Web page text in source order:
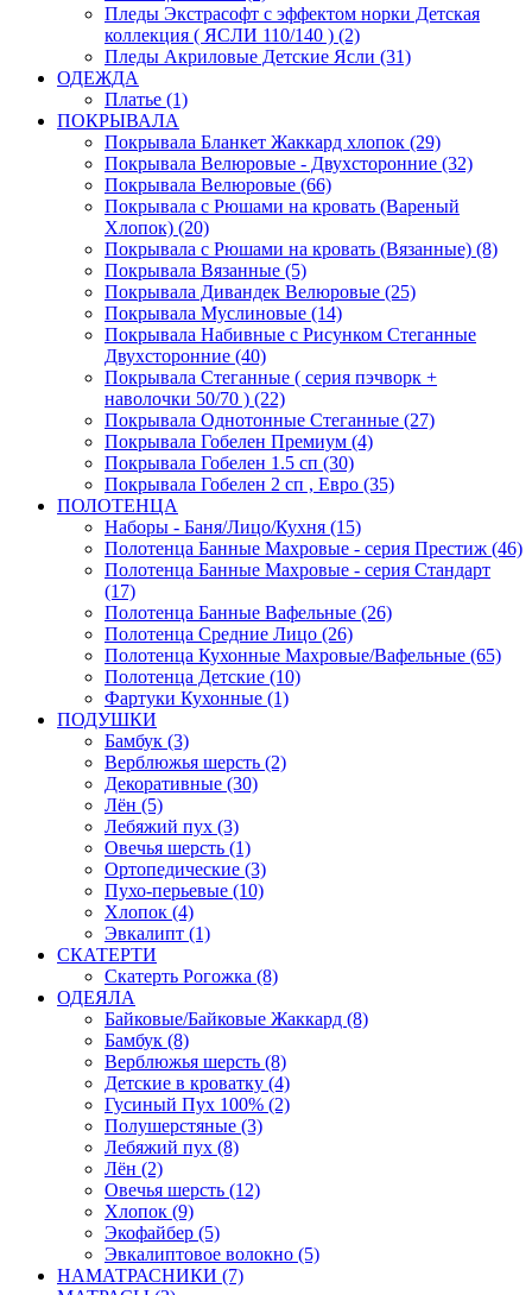
Пледы Экстрасофт с эффектом норки Детская
коллекция ( ЯСЛИ 110/140 ) (2)
Пледы Акриловые Детские Ясли (31)
ОДЕЖДА
Платье (1)
ПОКРЫВАЛА
Покрывала Бланкет Жаккард хлопок (29)
Покрывала Велюровые - Двухсторонние (32)
Покрывала Велюровые (66)
Покрывала с Рюшами на кровать (Вареный
Хлопок) (20)
Покрывала с Рюшами на кровать (Вязанные) (8)
Покрывала Вязанные (5)
Покрывала Дивандек Велюровые (25)
Покрывала Муслиновые (14)
Покрывала Набивные с Рисунком Стеганные
Двухсторонние (40)
Покрывала Стеганные ( серия пэчворк +
наволочки 50/70 ) (22)
Покрывала Однотонные Стеганные (27)
Покрывала Гобелен Премиум (4)
Покрывала Гобелен 1.5 сп (30)
Покрывала Гобелен 2 сп , Евро (35)
ПОЛОТЕНЦА
Наборы - Баня/Лицо/Кухня (15)
Полотенца Банные Махровые - серия Престиж (46)
Полотенца Банные Махровые - серия Стандарт
(17)
Полотенца Банные Вафельные (26)
Полотенца Средние Лицо (26)
Полотенца Кухонные Махровые/Вафельные (65)
Полотенца Детские (10)
Фартуки Кухонные (1)
ПОДУШКИ
Бамбук (3)
Верблюжья шерсть (2)
Декоративные (30)
Лён (5)
Лебяжий пух (3)
Овечья шерсть (1)
Ортопедические (3)
Пухо-перьевые (10)
Хлопок (4)
Эвкалипт (1)
СКАТЕРТИ
Скатерть Рогожка (8)
ОДЕЯЛА
Байковые/Байковые Жаккард (8)
Бамбук (8)
Верблюжья шерсть (8)
Детские в кроватку (4)
Гусиный Пух 100% (2)
Полушерстяные (3)
Лебяжий пух (8)
Лён (2)
Овечья шерсть (12)
Хлопок (9)
Экофайбер (5)
Эвкалиптовое волокно (5)
НАМАТРАСНИКИ (7)